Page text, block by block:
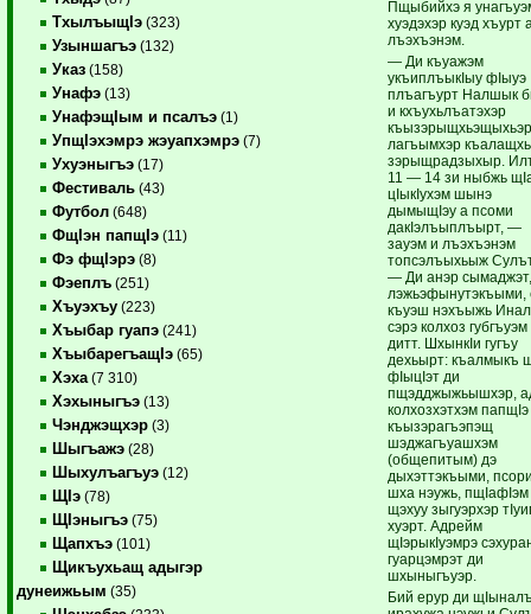
ТхылъыщIэ (323)
Узыншагъэ (132)
Указ (158)
Унафэ (13)
УнафэщIым и псалъэ (1)
УпщIэхэмрэ жэуапхэмрэ (7)
Ухуэныгъэ (17)
Фестиваль (43)
Футбол (648)
ФщIэн папщIэ (11)
Фэ фщIэрэ (8)
Фэеплъ (251)
Хъуэхъу (223)
Хъыбар гуапэ (241)
ХъыбарегъащIэ (65)
Хэха (7 310)
Хэхыныгъэ (13)
Чэнджэщхэр (3)
Шыгъажэ (28)
Шыхулъагъуэ (12)
ЩIэ (78)
ЩIэныгъэ (75)
Щапхъэ (101)
Щикъухьащ адыгэр
дунеижьым (35)
Пщыбийхэ я
хуэдэхэр куэд хъурт
лъэхъэнэм.
— Ди къуажэм
укъиплъыкIыу фIыуэ
плъагъурт Налшык
и кхъухьлъатэхэр
лагъымхэр
зэрыщрадзыхыр.
11 — 14 зи ныбжь
цIыкIухэм шынэ
дымыщIэу а псоми
дакIэлъыплъырт, —
зауэм и лъэхъэнэм
топсэлъыхьыж
— Ди анэр
лэжьэфынутэкъыми,
къуэш нэхъыжь
сэрэ колхоз губгъуэм
дитт. ШхынкIи гугъу
дехьырт: къалмыкъ
фIыцIэт ди
пщэдджыжьышхэр,
колхозхэтхэм папщIэ
къызэрагъэпэщ
шэджагъуашхэм
(общепитым) дэ
дыхэттэкъыми,
шха нэужь, пщIафIэм
щэхуу зыгуэрхэр
хуэрт. Адрейм
щIэрыкIуэмрэ
гуарцэмрэт ди
шхыныгъуэр.
Бий ерур ди